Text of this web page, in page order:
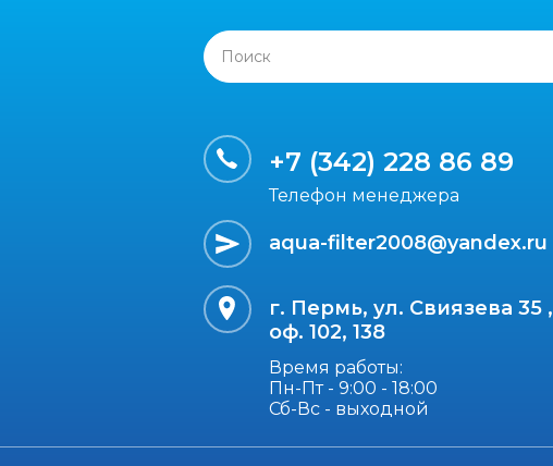
Поиск
+7 (342) 228 86 89
aqua-filter2008@yandex.ru
г. Пермь, ул. Свиязева 35 ,
оф. 102, 138
Телефон менеджера
Время работы:
Пн-Пт - 9:00 - 18:00
Сб-Вс - выходной